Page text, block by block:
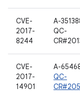
CVE-
2017-
8244
A-
QC-
CVE-
2017-
14901
A-
QC-